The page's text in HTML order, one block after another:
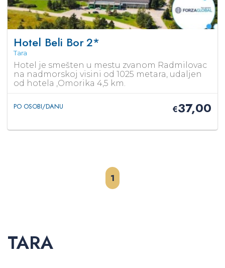
Hotel Beli Bor2*
Tara
Hotel je smešten u mestu zvanom Radmilovac
na nadmorskoj visini od 1025 metara, udaljen
od hotela ,Omorika 4,5 km.
PO OSOBI/DANU €37,00
1
TARA